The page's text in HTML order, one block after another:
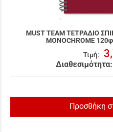
MUST TEAM ΤΕΤΡΑΔΙΟ
MONOCHROME
Τιμή:
Διαθεσιμότητα:
Προσθήκη